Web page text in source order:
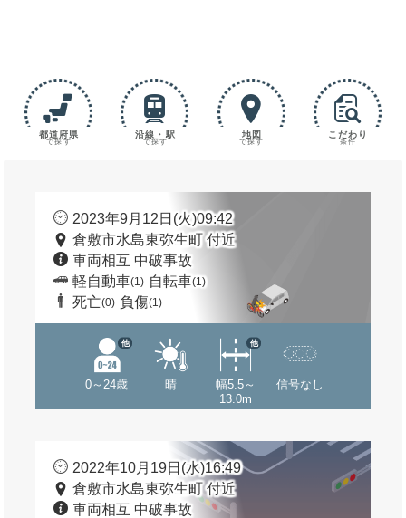
都道府県
で探す
沿線・駅
で探す
地図
で探す
こだわり
条件
2023年9月12日(火)09:42
倉敷市水島東弥生町 付近
車両相互 中破事故
軽自動車(1) 自転車(1)
死亡(0) 負傷(1)
0～24歳
他
晴
幅5.5～
13.0m
他
信号なし
2022年10月19日(水)16:49
倉敷市水島東弥生町 付近
車両相互 中破事故